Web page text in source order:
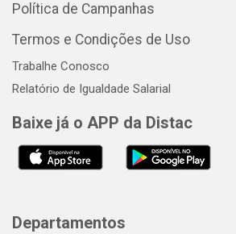
Política de Campanhas
Termos e Condições de Uso
Trabalhe Conosco
Relatório de Igualdade Salarial
Baixe já o APP da Distac
Departamentos